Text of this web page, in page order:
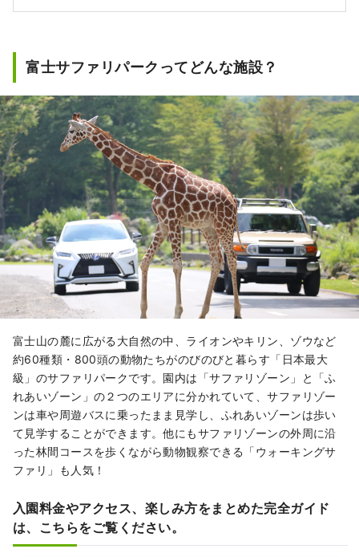
富士サファリパークってどんな施設？
富士山の麓に広がる大自然の中、ライオンやキリン、ゾウなど
約60種類・800頭の動物たちがのびのびと暮らす「日本最大
級」のサファリパークです。園内は「サファリゾーン」と「ふ
れあいゾーン」の２つのエリアに分かれていて、サファリゾー
ンは車や周遊バスに乗ったまま見学し、ふれあいゾーンは歩い
て見学することができます。他にもサファリゾーンの外周に沿
った林間コースを歩くながら動物観察できる「ウォーキングサ
ファリ」も人気！
入園料金やアクセス、楽しみ方をまとめた完全ガイド
は、こちらをご覧ください。